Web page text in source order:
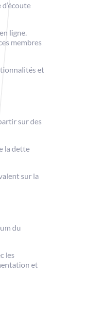
ligne.
membres
et
sur des
la dette
sur la
du
les
et